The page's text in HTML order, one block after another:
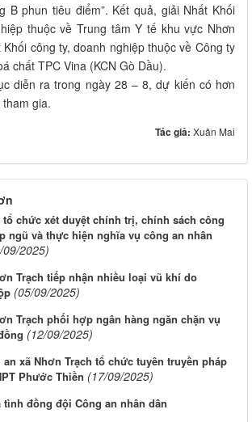
B phun tiêu điểm”. Kết quả, giải Nhất Khối
thuộc về Trung tâm Y tế khu vực Nhơn
công ty, doanh nghiệp thuộc về Công ty
chất TPC Vina (KCN Gò Dầu).
diễn ra trong ngày 28 – 8, dự kiến có hơn
gia.
Tác giả: Xuân Mai
tổ chức xét duyệt chính trị, chính sách công
ngũ và thực hiện nghĩa vụ công an nhân
09/2025)
Trạch tiếp nhận nhiều loại vũ khí do
(05/09/2025)
Trạch phối hợp ngân hàng ngăn chặn vụ
(12/09/2025)
xã Nhơn Trạch tổ chức tuyên truyền pháp
Phước Thiền (17/09/2025)
tình đồng đội Công an nhân dân